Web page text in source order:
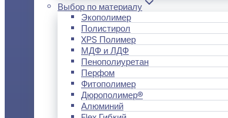
Выбор по материалу
Экополимер
Полистирол
XPS Полимер
МДФ и ЛДФ
Пенополиуретан
Перфом
Фитополимер
Дюрополимер®
Алюминий